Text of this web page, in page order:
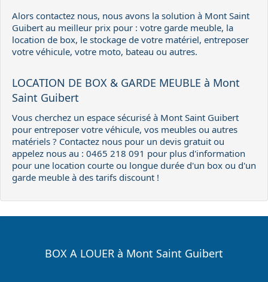
Alors contactez nous, nous avons la solution à Mont Saint
Guibert au meilleur prix pour : votre garde meuble, la
location de box, le stockage de votre matériel, entreposer
votre véhicule, votre moto, bateau ou autres.
LOCATION DE BOX & GARDE MEUBLE à Mont
Saint Guibert
Vous cherchez un espace sécurisé à Mont Saint Guibert
pour entreposer votre véhicule, vos meubles ou autres
matériels ? Contactez nous pour un devis gratuit ou
appelez nous au : 0465 218 091 pour plus d'information
pour une location courte ou longue durée d'un box ou d'un
garde meuble à des tarifs discount !
BOX A LOUER à Mont Saint Guibert